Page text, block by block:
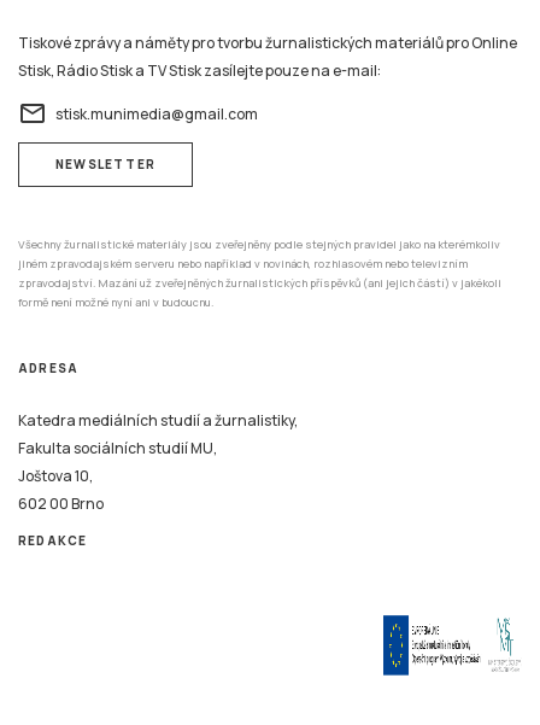
Tiskové zprávy a náměty pro tvorbu žurnalistických materiálů pro Online
Stisk, Rádio Stisk a TV Stisk zasílejte pouze na e-mail:
email stisk.munimedia@gmail.com
NEWSLETTER
Všechny žurnalistické materiály jsou zveřejněny podle stejných pravidel jako na kterémkoliv
jiném zpravodajském serveru nebo například v novinách, rozhlasovém nebo televizním
zpravodajství. Mazání už zveřejněných žurnalistických příspěvků (ani jejich částí) v jakékoli
formě není možné nyní ani v budoucnu.
ADRESA
Katedra mediálních studií a žurnalistiky,
Fakulta sociálních studií MU,
Joštova 10,
602 00 Brno
REDAKCE